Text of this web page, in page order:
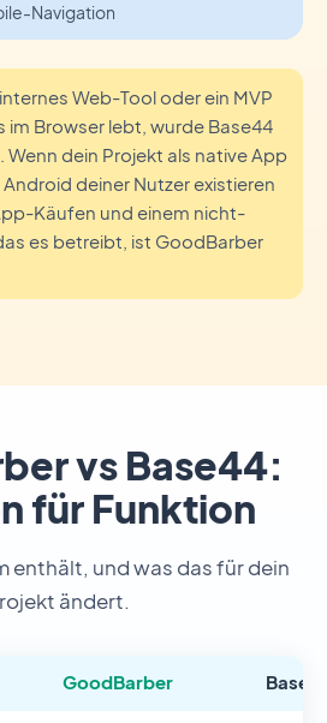
Navigation
Web-Tool oder ein MVP
im Browser lebt, wurde Base44
dein Projekt als native App
deiner Nutzer existieren
Käufen und einem nicht-
es betreibt, ist GoodBarber
vs Base44:
für Funktion
enthält, und was das für dein
ändert.
GoodBarber